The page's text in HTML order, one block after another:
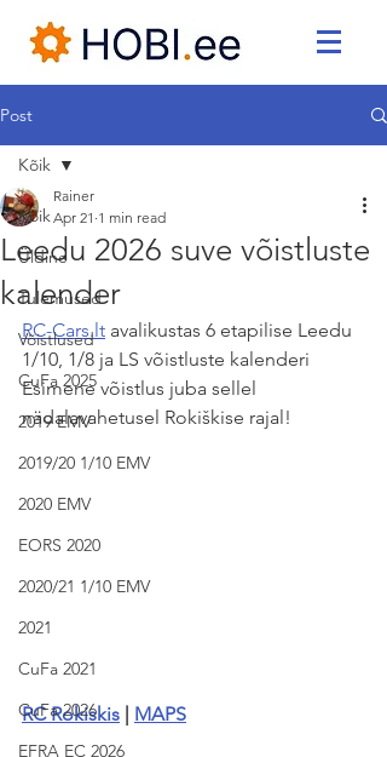
Post
Kõik
Üldine
Tulemused
Võistlused
CuFa 2025
2019 EMV
2019/20 1/10 EMV
2020 EMV
EORS 2020
2020/21 1/10 EMV
2021
CuFa 2021
CuFa 2026
EFRA EC 2026
Kõik
Leedu 2026 suve võistluste
kalender
Rainer
Apr 21 1 min read
RC-Cars.lt avalikustas 6 etapilise Leedu
1/10, 1/8 ja LS võistluste kalenderi
Esimene võistlus juba sellel
nädalavahetusel Rokiškise rajal!
RC Rokiskis MAPS